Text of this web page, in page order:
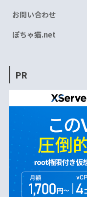
お問い合わせ
ぽちゃ猫.net
PR